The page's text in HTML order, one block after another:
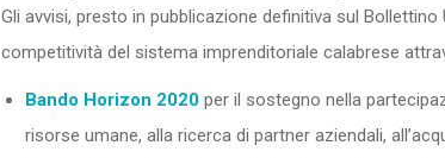
Gli avvisi, presto in pubblicazione definitiva sul
competitività del sistema imprenditoriale calabrese
Bando Horizon 2020per il sostegno nella
risorse umane, alla ricerca di partner aziendali,